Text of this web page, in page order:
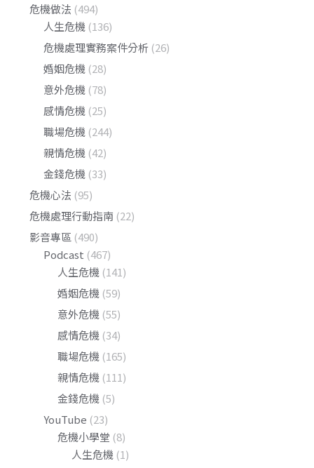
危機做法 (494)
人生危機 (136)
危機處理實務案件分析 (26)
婚姻危機 (28)
意外危機 (78)
感情危機 (25)
職場危機 (244)
親情危機 (42)
金錢危機 (33)
危機心法 (95)
危機處理行動指南 (22)
影音專區 (490)
Podcast (467)
人生危機 (141)
婚姻危機 (59)
意外危機 (55)
感情危機 (34)
職場危機 (165)
親情危機 (111)
金錢危機 (5)
YouTube (23)
危機小學堂 (8)
人生危機 (1)